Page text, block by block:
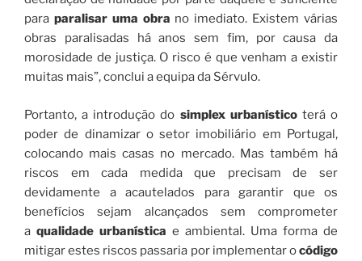
para paralisar uma obra no imediato. Existem várias
obras paralisadas há anos sem fim, por causa da
morosidade de justiça. O risco é que venham a existir
muitas mais”, conclui a equipa da Sérvulo.
Portanto, a introdução do simplex urbanísticoterá o
poder de dinamizar o setor imobiliário em Portugal,
colocando mais casas no mercado. Mas também há
riscos em cada medida que precisam de ser
devidamente a acautelados para garantir que os
benefícios sejam alcançados sem comprometer
a qualidade urbanística e ambiental. Uma forma de
mitigar estes riscos passaria por implementar ocódigo